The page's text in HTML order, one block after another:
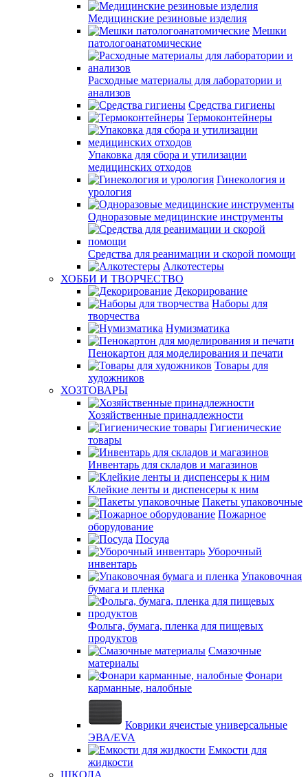
Медицинские резиновые изделия
Мешки
патологоанатомические
Расходные материалы для лаборатории и
анализов
Средства гигиены
Термоконтейнеры
Упаковка для сбора и утилизации
медицинских отходов
Гинекология и
урология
Одноразовые медицинские инструменты
Средства для реанимации и скорой помощи
Алкотестеры
ХОББИ И ТВОРЧЕСТВО
Декорирование
Наборы для
творчества
Нумизматика
Пенокартон для моделирования и печати
Товары для
художников
ХОЗТОВАРЫ
Хозяйственные принадлежности
Гигиенические
товары
Инвентарь для складов и магазинов
Клейкие ленты и диспенсеры к ним
Пакеты упаковочные
Пожарное
оборудование
Посуда
Уборочный
инвентарь
Упаковочная
бумага и пленка
Фольга, бумага, пленка для пищевых
продуктов
Смазочные
материалы
Фонари
карманные, налобные
Коврики ячеистые универсальные
ЭВА/EVA
Емкости для
жидкости
ШКОЛА